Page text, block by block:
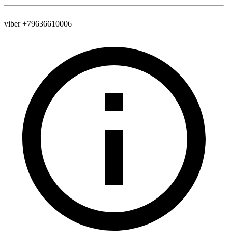
viber +79636610006